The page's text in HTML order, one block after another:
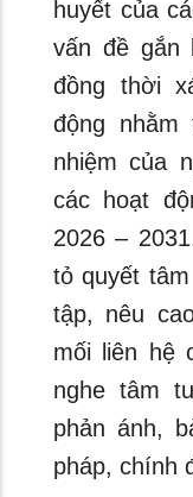
huyết của
vấn đề gắn
đồng thời
động
nhiệm của
các hoạt
2026 –
tỏ quyết
tập, nêu
mối liên hệ
nghe tâm
phản ánh,
pháp, chính